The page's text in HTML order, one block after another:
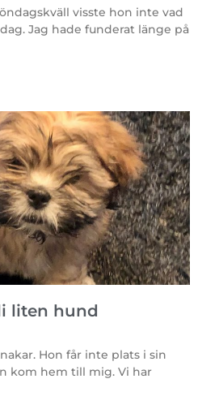
visste hon inte vad
Jag hade funderat länge på
liten hund
Hon får inte plats i sin
kom hem till mig. Vi har